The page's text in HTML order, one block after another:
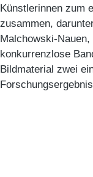
Künstlerinnen zum
zusammen,
Malchowski-
konkurrenzlose
Bildmaterial zwei